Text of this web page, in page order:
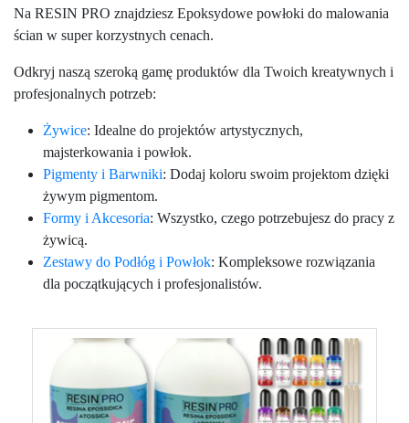
Na RESIN PRO znajdziesz Epoksydowe powłoki do malowania
ścian w super korzystnych cenach.
Odkryj naszą szeroką gamę produktów dla Twoich kreatywnych i
profesjonalnych potrzeb:
Żywice: Idealne do projektów artystycznych,
majsterkowania i powłok.
Pigmenty i Barwniki: Dodaj koloru swoim projektom dzięki
żywym pigmentom.
Formy i Akcesoria: Wszystko, czego potrzebujesz do pracy z
żywicą.
Zestawy do Podłóg i Powłok: Kompleksowe rozwiązania
dla początkujących i profesjonalistów.